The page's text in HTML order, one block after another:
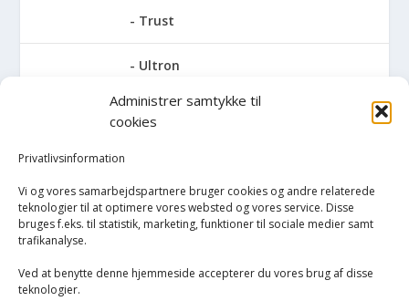
Administrer samtykke til
cookies
Privatlivsinformation
Vi og vores samarbejdspartnere bruger cookies og andre relaterede
teknologier til at optimere vores websted og vores service. Disse
bruges f.eks. til statistik, marketing, funktioner til sociale medier samt
trafikanalyse.
Ved at benytte denne hjemmeside accepterer du vores brug af disse
teknologier.
Trust
Ultron
V7
Zalman